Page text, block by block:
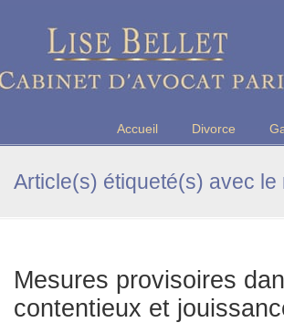
Maître Lise BELLET, Avocate au Barreau
Accueil Divorce
Article(s) étiqueté(s) avec le
Mesures provisoires
contentieux et